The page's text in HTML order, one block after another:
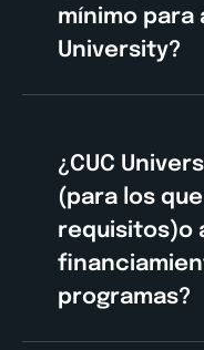
mínimo para
University?
¿CUC
(para los
requisitos)o
programas?